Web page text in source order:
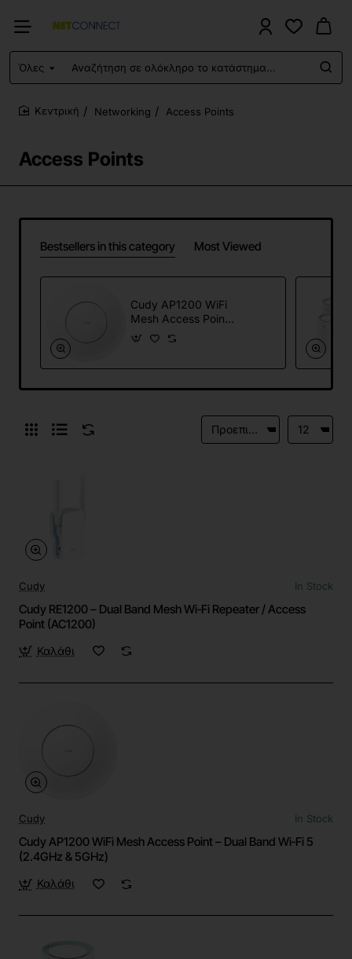
Όλες
Αναζήτηση
σε
ολόκληρο
το
Access Points
Networking Access Points
Bestsellers in this category Most Viewed
Cudy AP1200 WiFi
Mesh Access Point
– Dual Band Wi‑Fi 5
(2.4GHz & 5GHz)
Cudy In Stock
Cudy RE1200 – Dual Band Mesh Wi‑Fi Repeater / Access
Point (AC1200)
Καλάθι
Cudy In Stock
Cudy AP1200 WiFi Mesh Access Point – Dual Band Wi‑Fi 5
(2.4GHz & 5GHz)
Καλάθι